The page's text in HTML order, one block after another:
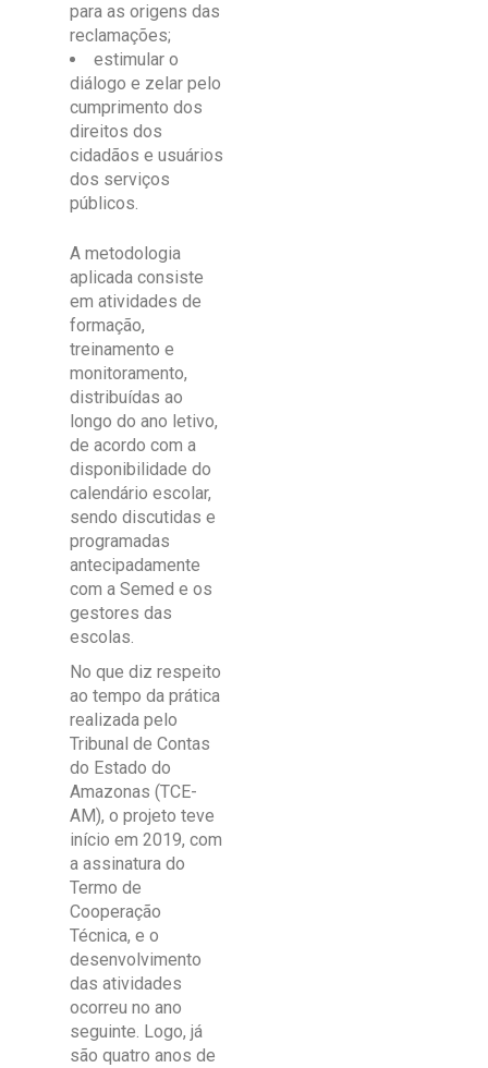
para as origens das
reclamações;
estimular o
diálogo e zelar pelo
cumprimento dos
direitos dos
cidadãos e usuários
dos serviços
públicos.
A metodologia
aplicada consiste
em atividades de
formação,
treinamento e
monitoramento,
distribuídas ao
longo do ano letivo,
de acordo com a
disponibilidade do
calendário escolar,
sendo discutidas e
programadas
antecipadamente
com a Semed e os
gestores das
escolas.
No que diz respeito
ao tempo da prática
realizada pelo
Tribunal de Contas
do Estado do
Amazonas (TCE-
AM), o projeto teve
início em 2019, com
a assinatura do
Termo de
Cooperação
Técnica, e o
desenvolvimento
das atividades
ocorreu no ano
seguinte. Logo, já
são quatro anos de